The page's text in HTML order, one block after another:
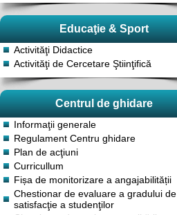
Educaţie & Sport
Activităţi Didactice
Activităţi de Cercetare Ştiinţifică
Centrul de ghidare
Informaţii generale
Regulament Centru ghidare
Plan de acţiuni
Curricullum
Fișa de monitorizare a angajabilității
Chestionar de evaluare a gradului de
satisfacţie a studenţilor